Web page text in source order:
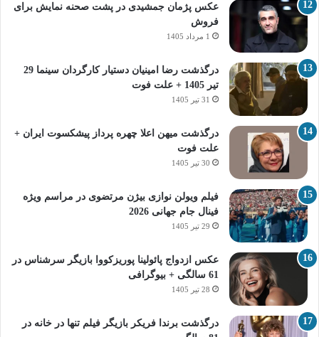
عکس پژمان جمشیدی در پشت صحنه نمایش برای
فروش
1 مرداد 1405
درگذشت رضا امینیان دستیار کارگردان سینما 29
تیر 1405 + علت فوت
31 تیر 1405
درگذشت میهن اعلا چهره پرداز پیشکسوت ایران +
علت فوت
30 تیر 1405
فیلم ویولن نوازی بیژن مرتضوی در مراسم ویژه
فینال جام جهانی 2026
29 تیر 1405
عکس ازدواج پائولینا پوریزکووا بازیگر سرشناس در
61 سالگی + بیوگرافی
28 تیر 1405
درگذشت برندا فریکر بازیگر فیلم تنها در خانه در